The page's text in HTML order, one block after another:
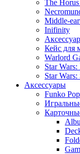
The
Middle-
Inifinity
Кейс для
Warlord
Star
Star
Аксессуары
Funko Pop